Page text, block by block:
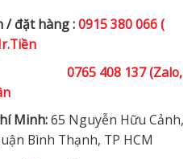
/ đặt hàng :0915 380 066 (
0765 408 137 (Zalo,
Minh:65 Nguyễn Hữu Cảnh,
Bình Thạnh, TP HCM